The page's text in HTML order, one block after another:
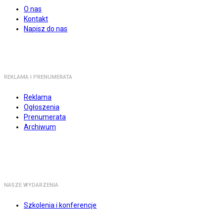
O nas
Kontakt
Napisz do nas
REKLAMA I PRENUMERATA
Reklama
Ogłoszenia
Prenumerata
Archiwum
NASZE WYDARZENIA
Szkolenia i konferencje